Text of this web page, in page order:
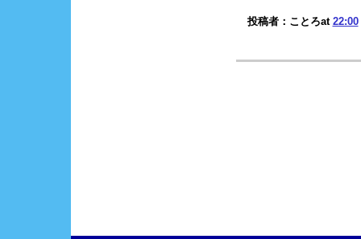
投稿者：ことろat 22:00